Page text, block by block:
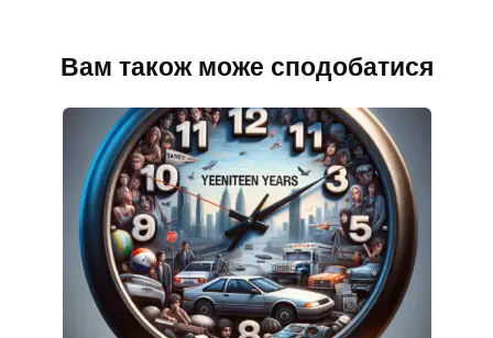
Вам також може сподобатися